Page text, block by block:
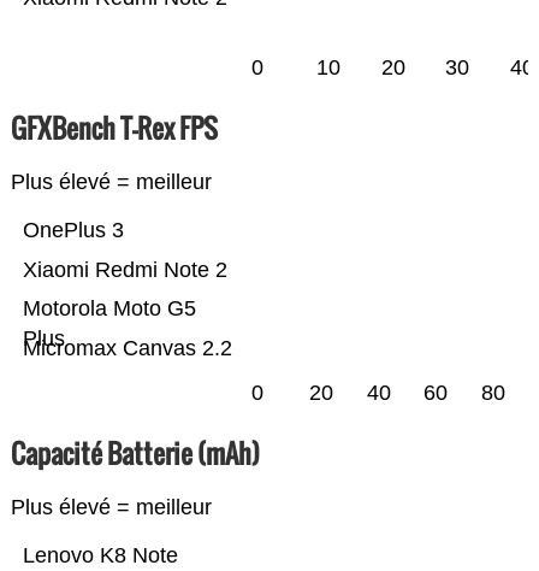
0 10 20 30 40
GFXBench T-Rex FPS
Plus élevé = meilleur
Micromax Canvas 2.2
Motorola Moto G5
Plus
Xiaomi Redmi Note 2
OnePlus 3
0 20 40 60 80
Capacité Batterie (mAh)
Plus élevé = meilleur
Lenovo K8 Note